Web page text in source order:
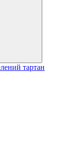
тартан